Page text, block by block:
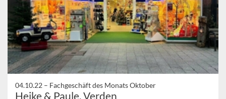
04.10.22 – Fachgeschäft des Monats Oktober
Heike & Paule, Verden